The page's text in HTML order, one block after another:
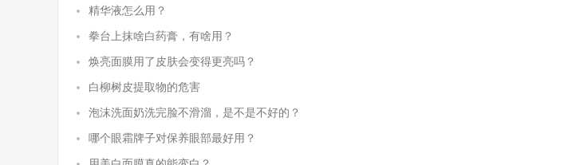
精华液怎么用？
拳台上抹啥白药膏，有啥用？
焕亮面膜用了皮肤会变得更亮吗？
白柳树皮提取物的危害
泡沫洗面奶洗完脸不滑溜，是不是不好的？
哪个眼霜牌子对保养眼部最好用？